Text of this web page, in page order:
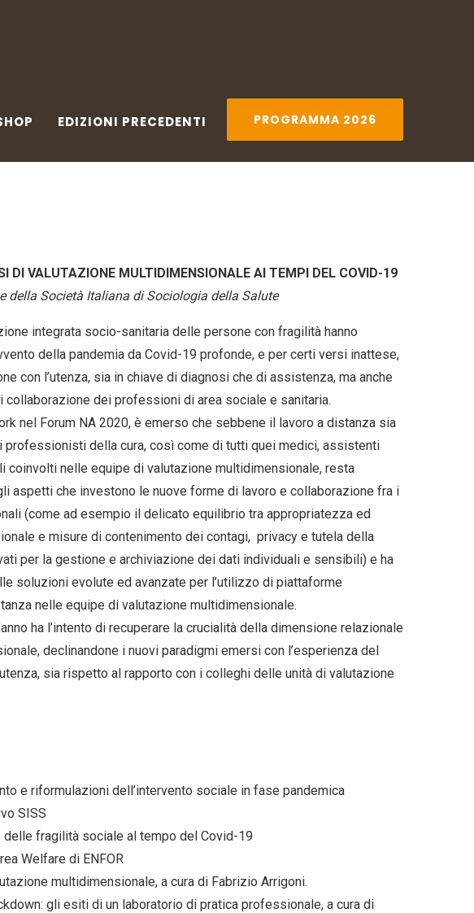
EDIZIONI PRECEDENTI PROGRAMMA 2026
DI VALUTAZIONE MULTIDIMENSIONALE AI TEMPI DEL COVID-19
della Società Italiana di Sociologia della Salute
integrata socio-sanitaria delle persone con fragilità hanno
della pandemia da Covid-19 profonde, e per certi versi inattese,
con l’utenza, sia in chiave di diagnosi che di assistenza, ma anche
dei professioni di area sociale e sanitaria.
nel Forum NA 2020, è emerso che sebbene il lavoro a distanza sia
professionisti della cura, così come di tutti quei medici, assistenti
coinvolti nelle equipe di valutazione multidimensionale, resta
aspetti che investono le nuove forme di lavoro e collaborazione fra i
(come ad esempio il delicato equilibrio tra appropriatezza ed
e misure di contenimento dei contagi, privacy e tutela della
per la gestione e archiviazione dei dati individuali e sensibili) e ha
soluzioni evolute ed avanzate per l’utilizzo di piattaforme
nelle equipe di valutazione multidimensionale.
ha l’intento di recuperare la crucialità della dimensione relazionale
declinandone i nuovi paradigmi emersi con l’esperienza del
sia rispetto al rapporto con i colleghi delle unità di valutazione
e riformulazioni dell’intervento sociale in fase pandemica
SISS
fragilità sociale al tempo del Covid-19
Welfare di ENFOR
multidimensionale, a cura di Fabrizio Arrigoni.
gli esiti di un laboratorio di pratica professionale, a cura di